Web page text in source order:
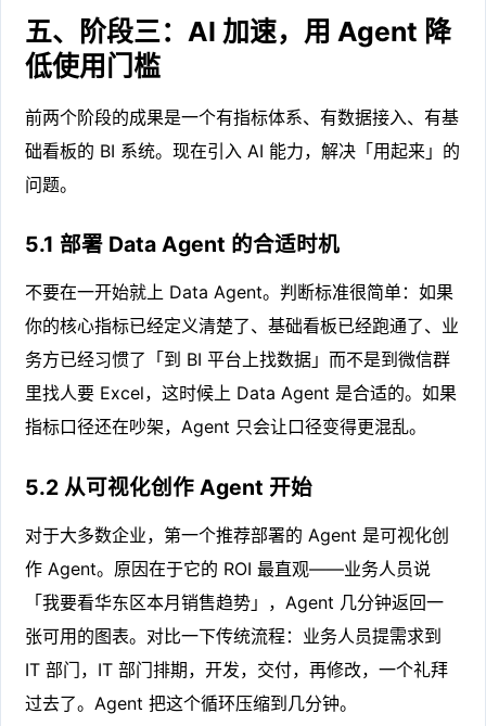
五、阶段三：AI 加速，用 Agent 降
低使用门槛
前两个阶段的成果是一个有指标体系、有数据接入、有基
础看板的 BI 系统。现在引入 AI 能力，解决「用起来」的
问题。
5.1 部署 Data Agent 的合适时机
不要在一开始就上 Data Agent。判断标准很简单：如果
你的核心指标已经定义清楚了、基础看板已经跑通了、业
务方已经习惯了「到 BI 平台上找数据」而不是到微信群
里找人要 Excel，这时候上 Data Agent 是合适的。如果
指标口径还在吵架，Agent 只会让口径变得更混乱。
5.2 从可视化创作 Agent 开始
对于大多数企业，第一个推荐部署的 Agent 是可视化创
作 Agent。原因在于它的 ROI 最直观——业务人员说
「我要看华东区本月销售趋势」，Agent 几分钟返回一
张可用的图表。对比一下传统流程：业务人员提需求到
IT 部门，IT 部门排期，开发，交付，再修改，一个礼拜
过去了。Agent 把这个循环压缩到几分钟。